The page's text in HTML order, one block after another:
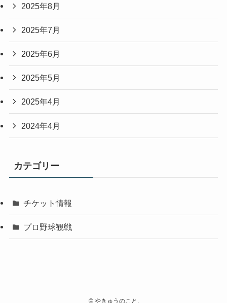
2025年8月
2025年7月
2025年6月
2025年5月
2025年4月
2024年4月
カテゴリー
チケット情報
プロ野球観戦
©やきゅうのこと.